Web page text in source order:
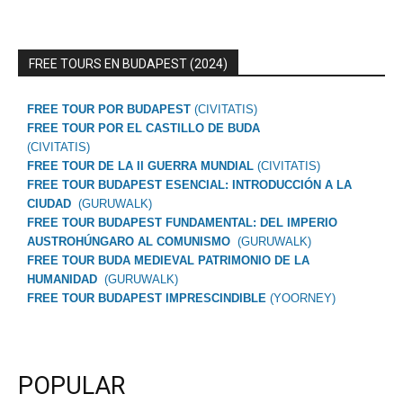
FREE TOURS EN BUDAPEST (2024)
FREE TOUR POR BUDAPEST (CIVITATIS)
FREE TOUR POR EL CASTILLO DE BUDA
(CIVITATIS)
FREE TOUR DE LA II GUERRA MUNDIAL (CIVITATIS)
FREE TOUR BUDAPEST ESENCIAL: INTRODUCCIÓN A LA
CIUDAD (GURUWALK)
FREE TOUR BUDAPEST FUNDAMENTAL: DEL IMPERIO
AUSTROHÚNGARO AL COMUNISMO (GURUWALK)
FREE TOUR BUDA MEDIEVAL PATRIMONIO DE LA
HUMANIDAD (GURUWALK)
FREE TOUR BUDAPEST IMPRESCINDIBLE (YOORNEY)
POPULAR